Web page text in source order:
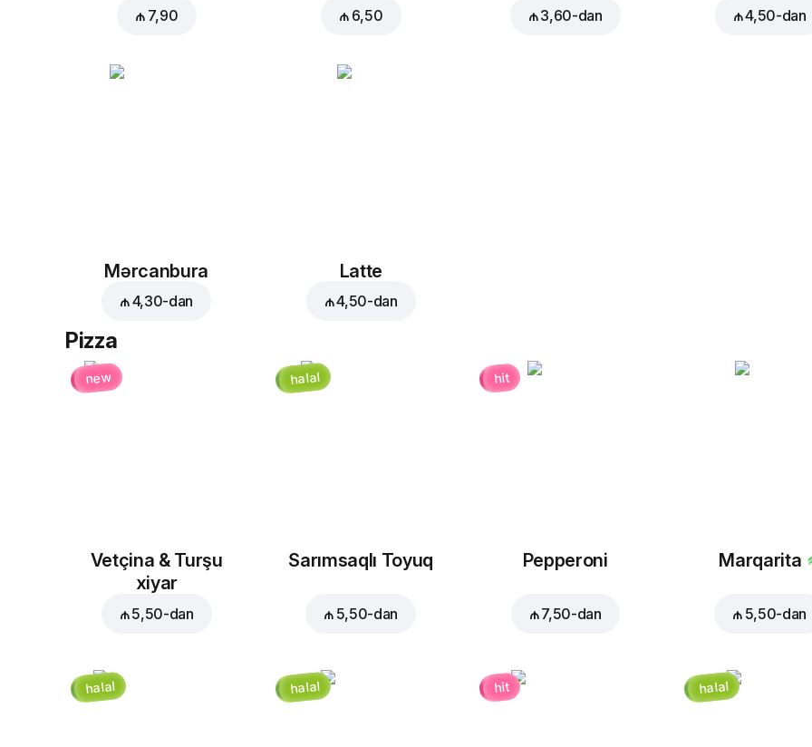
₼ 7,90 ₼ 6,50 ₼ 3,60-dan ₼ 4,50-dan
Mərcanbura
₼ 4,30-dan
Latte
₼ 4,50-dan
Pizza
new
Vetçina & Turşu
xiyar
₼ 5,50-dan
halal
Sarımsaqlı Toyuq
₼ 5,50-dan
hit
Pepperoni
₼ 7,50-dan
Marqarita
₼ 5,50-dan
halal halal hit halal